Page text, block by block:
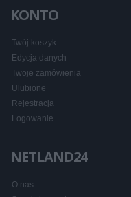
KONTO
Twój koszyk
Edycja danych
Twoje zamówienia
Ulubione
Rejestracja
Logowanie
NETLAND24
O nas